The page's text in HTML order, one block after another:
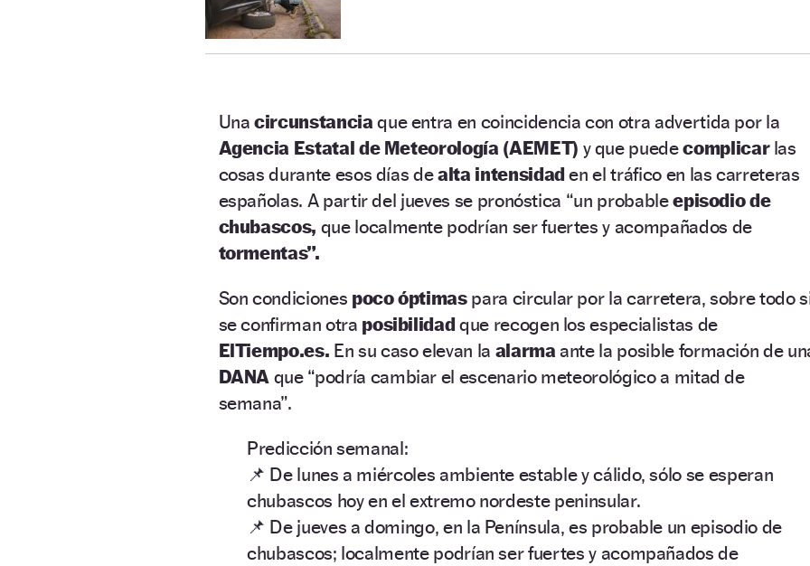
Unacircunstanciaque entra en coincidencia con otra advertida por la
Agencia Estatal de Meteorología (AEMET) y que puedecomplicar las
cosas durante esos días dealta intensidaden el tráfico en las carreteras
españolas. A partir del jueves se pronóstica “un probableepisodio de
chubascos, que localmente podrían ser fuertes y acompañados de
tormentas”.
Son condiciones poco óptimaspara circular por la carretera, sobre todo
se confirman otra posibilidadque recogen los especialistas de
ElTiempo.es. En su caso elevan la alarmaante la posible formación de
DANA que “podría cambiar el escenario meteorológico a mitad de
semana”.
Predicción semanal:
📌 De lunes a miércoles ambiente estable y cálido, sólo se esperan
chubascos hoy en el extremo nordeste peninsular.
📌 De jueves a domingo, en la Península, es probable un episodio de
chubascos; localmente podrían ser fuertes y acompañados de